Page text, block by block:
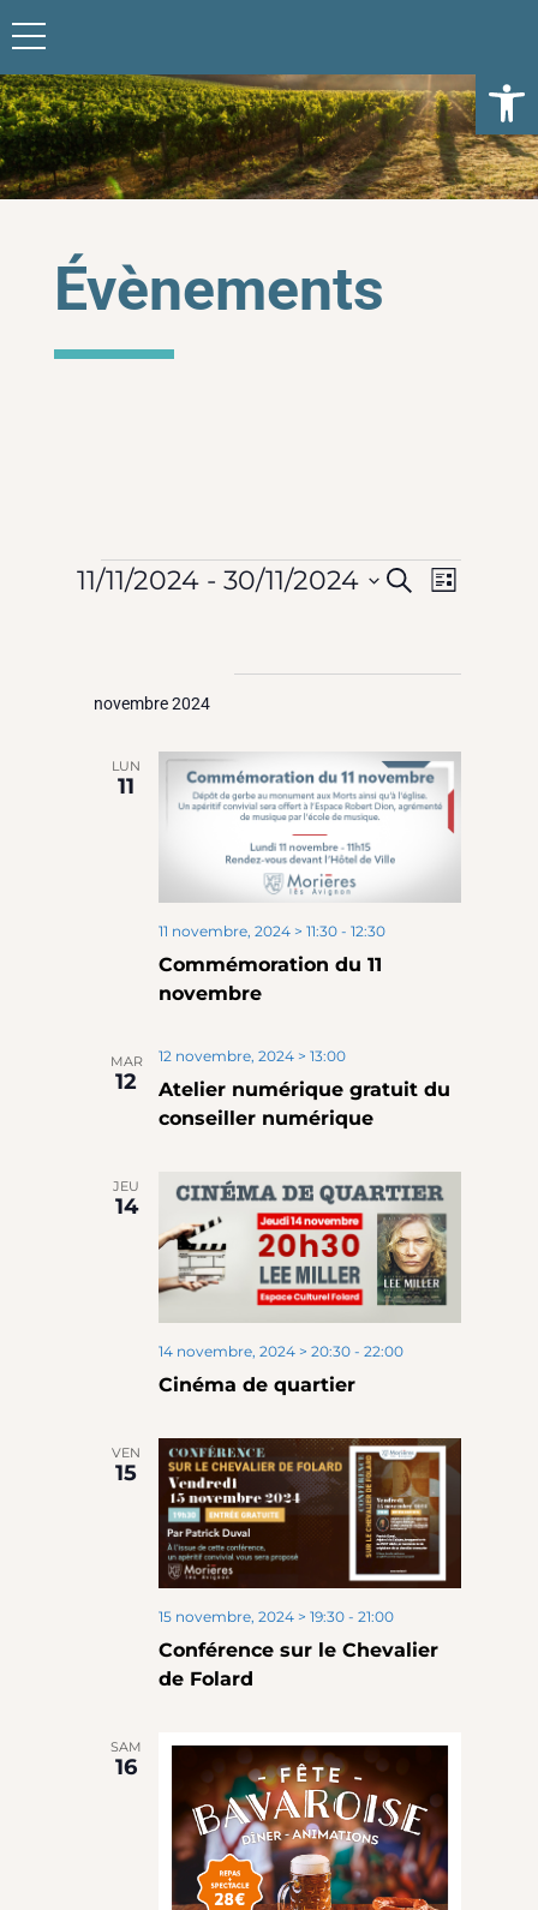
Ouvrir
Évènements
et
de
vues
Recherche
Liste
11/11/2024 - 30/11/2024
novembre 2024
LUN
11
Commémoration du 11
novembre
11 novembre, 2024 > 11:30 -12:30
MAR
12
Atelier numérique gratuit du
conseiller numérique
12 novembre, 2024 > 13:00
JEU
14
Cinéma de quartier
14 novembre, 2024 > 20:30 -22:00
VEN
15
Conférence sur le Chevalier
de Folard
15 novembre, 2024 > 19:30 -21:00
SAM
16